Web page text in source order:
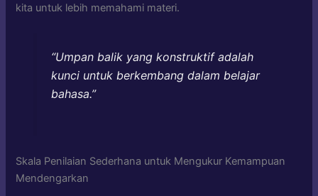
kita untuk lebih memahami materi.
“Umpan balik yang konstruktif adalah
kunci untuk berkembang dalam belajar
bahasa.”
Skala Penilaian Sederhana untuk Mengukur Kemampuan
Mendengarkan